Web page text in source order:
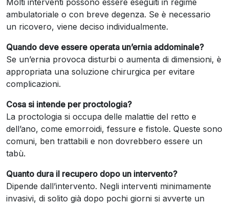
Molti interventi possono essere eseguiti in regime
ambulatoriale o con breve degenza. Se è necessario
un ricovero, viene deciso individualmente.
Quando deve essere operata un’ernia addominale?
Se un’ernia provoca disturbi o aumenta di dimensioni, è
appropriata una soluzione chirurgica per evitare
complicazioni.
Cosa si intende per proctologia?
La proctologia si occupa delle malattie del retto e
dell’ano, come emorroidi, fessure e fistole. Queste sono
comuni, ben trattabili e non dovrebbero essere un
tabù.
Quanto dura il recupero dopo un intervento?
Dipende dall’intervento. Negli interventi minimamente
invasivi, di solito già dopo pochi giorni si avverte un